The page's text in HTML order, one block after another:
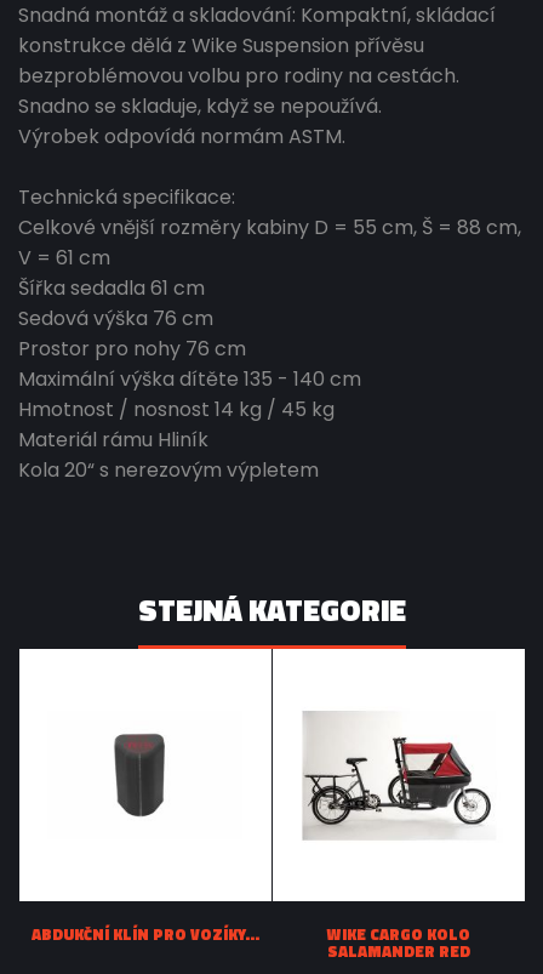
Snadná montáž a skladování: Kompaktní, skládací
konstrukce dělá z Wike Suspension přívěsu
bezproblémovou volbu pro rodiny na cestách.
Snadno se skladuje, když se nepoužívá.
Výrobek odpovídá normám ASTM.
Technická specifikace:
Celkové vnější rozměry kabiny D = 55 cm, Š = 88 cm,
V = 61 cm
Šířka sedadla 61 cm
Sedová výška 76 cm
Prostor pro nohy 76 cm
Maximální výška dítěte 135 - 140 cm
Hmotnost / nosnost 14 kg / 45 kg
Materiál rámu Hliník
Kola 20“ s nerezovým výpletem
STEJNÁ KATEGORIE
ABDUKČNÍ KLÍN PRO VOZÍKY... WIKE CARGO KOLO
SALAMANDER RED